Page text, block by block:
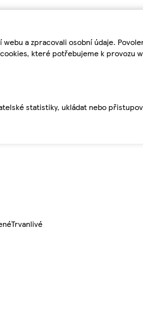
a zpracovali osobní údaje.
které potřebujeme k provozu
statistiky, ukládat nebo
Trvanlivé